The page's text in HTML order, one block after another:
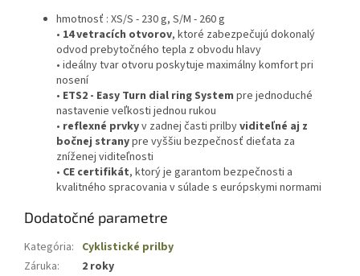
hmotnosť : XS/S - 230 g, S/M - 260 g
• 14 vetracích otvorov, ktoré zabezpečujú dokonalý
odvod prebytočného tepla z obvodu hlavy
• ideálny tvar otvoru poskytuje maximálny komfort pri
nosení
• ETS2 - Easy Turn dial ring System pre jednoduché
nastavenie veľkosti jednou rukou
• reflexné prvkyv zadnej časti prilbyviditeľné aj z
bočnej stranypre vyššiu bezpečnosť dieťata za
zníženej viditeľnosti
• CE certifikát, ktorý je garantom bezpečnosti a
kvalitného spracovania v súlade s európskymi normami
Dodatočné parametre
Kategória: Cyklistické prilby
Záruka: 2 roky